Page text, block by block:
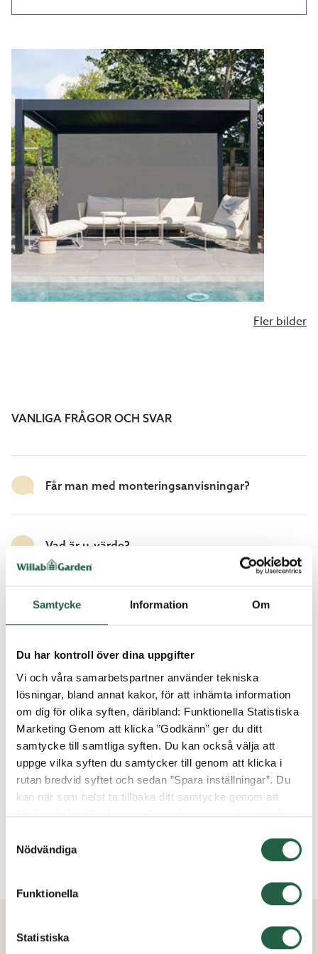
Samtycke Information Om
Du har kontroll över dina uppgifter
Vi och våra samarbetspartner använder tekniska
lösningar, bland annat kakor, för att inhämta information
om dig för olika syften, däribland: Funktionella Statistiska
Marketing Genom att klicka ”Godkänn” ger du ditt
samtycke till samtliga syften. Du kan också välja att
uppge vilka syften du samtycker till genom att klicka i
rutan bredvid syftet och sedan ”Spara inställningar”. Du
kan när som helst ta tillbaka ditt samtycke genom att
klicka på den lilla ikonen i det nedre vänstra hörnet på
använder kakor och andra tekniska lösningar och hur vi
Ta reda på mer om cookies Googles sekretesspolicy
Nödvändiga
Funktionella
Statistiska
Pergola Ease 9m2 och 12m2
Pergola Ease 9m2
Bredd markis 3260 mm - passar kortsida 3500 mm -
Pergola Ease 14m2 och 17,5m2
Bredd markis 3680 mm - passar långsida 3918 mm -
Pergola Ease 12m2
Bredd markis 3814 mm - passar långsida 4052 mm -
Pergola Ease 14m2
Bredd markis 4750 mm - passar långsida 4988 mm
- Pergola Ease 17,5m2
Fler bilder
VANLIGA FRÅGOR OCH SVAR
Får man med monteringsanvisningar?
Vad är u-värde?
Vilken taklutning bör man ha?
Bygga uterum själv eller anlita en montör?
Vad är skillnaden mellan uterum, växthus och
vinterträdgård?
Finns det reservdelar?
Kundservice - Vanliga frågor och svar
LIKNANDE PRODUKTER